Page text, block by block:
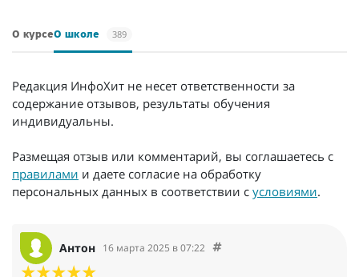
О курсеО школе 389
Редакция ИнфоХит не несет ответственности за
содержание отзывов, результаты обучения
индивидуальны.
Размещая отзыв или комментарий, вы соглашаетесь с
правилами и даете согласие на обработку
персональных данных в соответствии с условиями.
Антон 16 марта 2025 в 07:22